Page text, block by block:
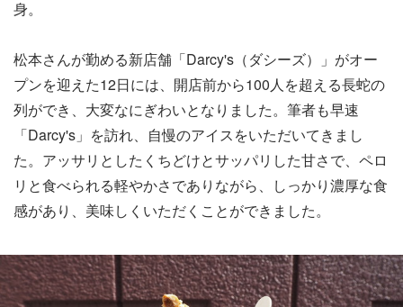
身。
松本さんが勤める新店舗「Darcy's（ダシーズ）」がオー
プンを迎えた12日には、開店前から100人を超える長蛇の
列ができ、大変なにぎわいとなりました。筆者も早速
「Darcy's」を訪れ、自慢のアイスをいただいてきまし
た。アッサリとしたくちどけとサッパリした甘さで、ペロ
リと食べられる軽やかさでありながら、しっかり濃厚な食
感があり、美味しくいただくことができました。